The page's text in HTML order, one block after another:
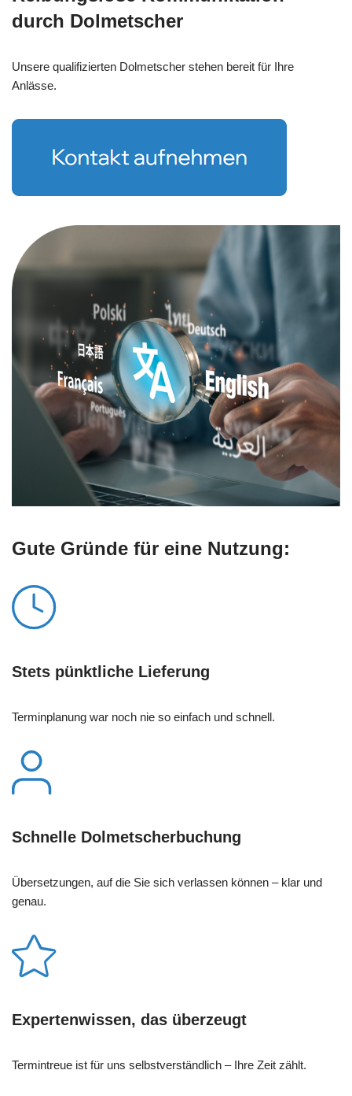
durch Dolmetscher
Unsere qualifizierten Dolmetscher stehen bereit für Ihre
Anlässe.
Gute Gründe für eine Nutzung:
Stets pünktliche Lieferung
Terminplanung war noch nie so einfach und schnell.
Schnelle Dolmetscherbuchung
Übersetzungen, auf die Sie sich verlassen können – klar und
genau.
Expertenwissen, das überzeugt
Termintreue ist für uns selbstverständlich – Ihre Zeit zählt.